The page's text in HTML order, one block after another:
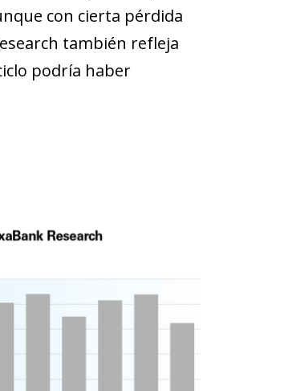
con cierta pérdida
también refleja
podría haber